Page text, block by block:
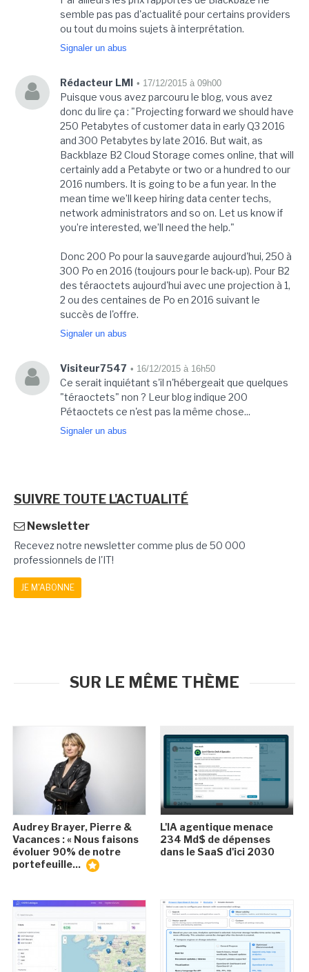
semble pas pas d'actualité pour certains providers
ou tout du moins sujets à interprétation.
Signaler un abus
Rédacteur LMI • 17/12/2015 à 09h00
Puisque vous avez parcouru le blog, vous avez
donc du lire ça : "Projecting forward we should have
250 Petabytes of customer data in early Q3 2016
and 300 Petabytes by late 2016. But wait, as
Backblaze B2 Cloud Storage comes online, that will
certainly add a Petabyte or two or a hundred to our
2016 numbers. It is going to be a fun year. In the
mean time we’ll keep hiring data center techs,
network administrators and so on. Let us know if
you’re interested, we’ll need the help."
Donc 200 Po pour la sauvegarde aujourd'hui, 250 à
300 Po en 2016 (toujours pour le back-up). Pour B2
des téraoctets aujourd'hui avec une projection à 1,
2 ou des centaines de Po en 2016 suivant le
succès de l'offre.
Signaler un abus
Visiteur7547 • 16/12/2015 à 16h50
Ce serait inquiétant s'il n'hébergeait que quelques
"téraoctets" non ? Leur blog indique 200
Pétaoctets ce n'est pas la même chose...
Signaler un abus
SUIVRE TOUTE L'ACTUALITÉ
Newsletter
Recevez notre newsletter comme plus de 50 000
professionnels de l'IT!
JE M'ABONNE
SUR LE MÊME THÈME
Audrey Brayer, Pierre &
Vacances : « Nous faisons
évoluer 90% de notre
portefeuille...
L'IA agentique menace
234 Md$ de dépenses
dans le SaaS d'ici 2030